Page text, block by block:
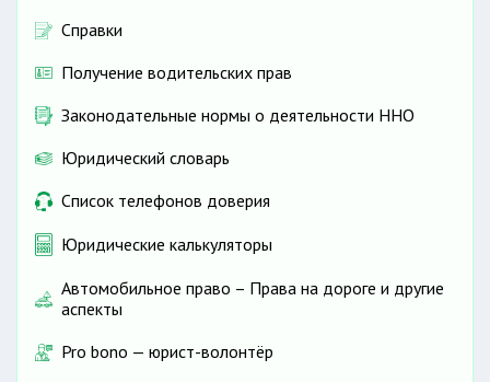
Справки
Получение водительских прав
Законодательные нормы о деятельности ННО
Юридический словарь
Список телефонов доверия
Юридические калькуляторы
Автомобильное право – Права на дороге и другие
аспекты
Pro bono — юрист-волонтёр